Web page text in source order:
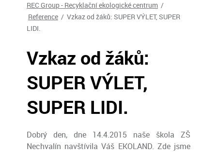
REC Group - Recyklační ekologické centrum /
Reference / Vzkaz od žáků: SUPER VÝLET, SUPER
LIDI.
Vzkaz od žáků:
SUPER VÝLET,
SUPER LIDI.
Dobrý den, dne 14.4.2015 naše škola ZŠ
Nechvalín navštívila Váš EKOLAND. Zde jsme